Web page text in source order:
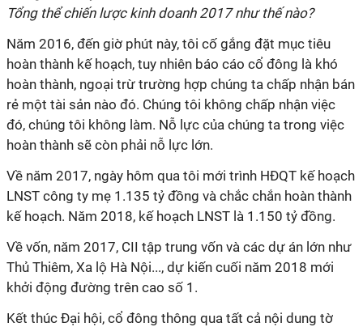
Tổng thể chiến lược kinh doanh 2017 như thế nào?
Năm 2016, đến giờ phút này, tôi cố gắng đặt mục tiêu
hoàn thành kế hoạch, tuy nhiên báo cáo cổ đông là khó
hoàn thành, ngoại trừ trường hợp chúng ta chấp nhận bán
rẻ một tài sản nào đó. Chúng tôi không chấp nhận việc
đó, chúng tôi không làm. Nỗ lực của chúng ta trong việc
hoàn thành sẽ còn phải nỗ lực lớn.
Về năm 2017, ngày hôm qua tôi mới trình HĐQT kế hoạch
LNST công ty mẹ 1.135 tỷ đồng và chắc chắn hoàn thành
kế hoạch. Năm 2018, kế hoạch LNST là 1.150 tỷ đồng.
Về vốn, năm 2017, CII tập trung vốn và các dự án lớn như
Thủ Thiêm, Xa lộ Hà Nội..., dự kiến cuối năm 2018 mới
khởi động đường trên cao số 1.
Kết thúc Đại hội, cổ đông thông qua tất cả nội dung tờ